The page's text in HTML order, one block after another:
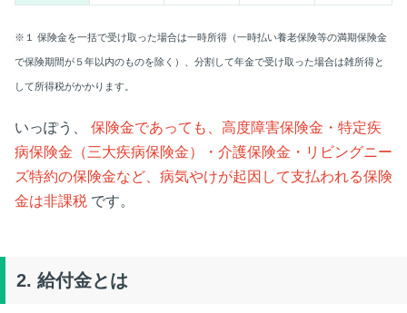
※１ 保険金を一括で受け取った場合は一時所得（一時払い養老保険等の満期保険金
で保険期間が５年以内のものを除く）、分割して年金で受け取った場合は雑所得と
して所得税がかかります。
いっぽう、 保険金であっても、高度障害保険金・特定疾
病保険金（三大疾病保険金）・介護保険金・リビングニー
ズ特約の保険金など、病気やけが起因して支払われる保険
金は非課税 です。
2. 給付金とは